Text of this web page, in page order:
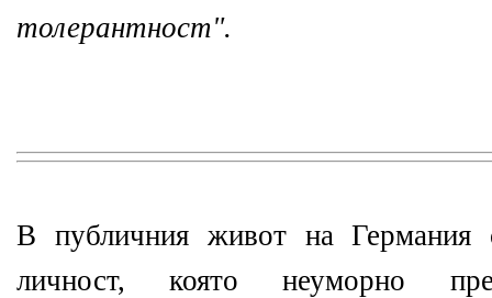
толерантност".
В публичния живот на Германия
личност, която неуморно